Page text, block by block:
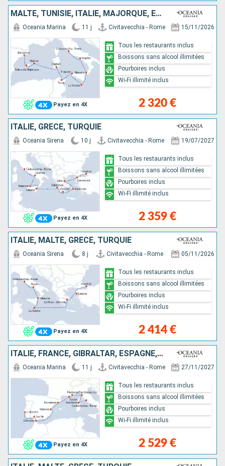
MALTE, TUNISIE, ITALIE, MAJORQUE, ESPAGNE
Payez en 4X
Oceania Marina 11 j Civitavecchia - Rome 15/11/2026
2 320 €
Tous les restaurants inclus
Boissons sans alcool illimitées
Pourboires inclus
Wi-Fi illimité inclus
ITALIE, GRÈCE, TURQUIE
Payez en 4X
Oceania Sirena 10 j Civitavecchia - Rome 19/07/2027
2 359 €
Tous les restaurants inclus
Boissons sans alcool illimitées
Pourboires inclus
Wi-Fi illimité inclus
ITALIE, MALTE, GRÈCE, TURQUIE
Payez en 4X
Oceania Sirena 8 j Civitavecchia - Rome 05/11/2026
2 414 €
Tous les restaurants inclus
Boissons sans alcool illimitées
Pourboires inclus
Wi-Fi illimité inclus
ITALIE, FRANCE, GIBRALTAR, ESPAGNE, PORTUGAL
Payez en 4X
Oceania Marina 11 j Civitavecchia - Rome 27/11/2027
2 529 €
Tous les restaurants inclus
Boissons sans alcool illimitées
Pourboires inclus
Wi-Fi illimité inclus